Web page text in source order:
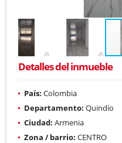
Detalles del inmueble
País: Colombia
Departamento: Quindío
Ciudad: Armenia
Zona / barrio: CENTRO